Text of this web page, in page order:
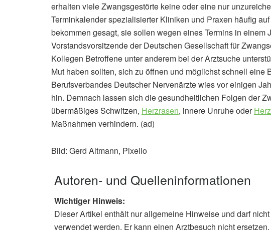
erhalten viele Zwangsgestörte keine oder eine nur
Terminkalender spezialisierter Kliniken und Praxen häufig
bekommen gesagt, sie sollen wegen eines Termins in einem
Vorstandsvorsitzende der Deutschen Gesellschaft für
Kollegen Betroffene unter anderem bei der Arztsuche
Mut haben sollten, sich zu öffnen und möglichst schnell
Berufsverbandes Deutscher Nervenärzte wies vor einigen
hin. Demnach lassen sich die gesundheitlichen Folgen der
übermäßiges Schwitzen, Herzrasen, innere Unruhe oder
Maßnahmen verhindern. (ad)
Bild: Gerd Altmann, Pixelio
Autoren- und Quelleninformationen
Wichtiger Hinweis:
Dieser Artikel enthält nur allgemeine Hinweise und darf
verwendet werden. Er kann einen Arztbesuch nicht ersetzen.